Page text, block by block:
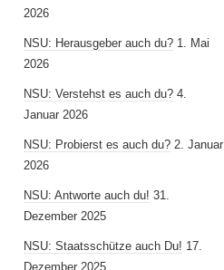
2026
NSU: Herausgeber auch du? 1. Mai
2026
NSU: Verstehst es auch du? 4.
Januar 2026
NSU: Probierst es auch du? 2. Januar
2026
NSU: Antworte auch du! 31.
Dezember 2025
NSU: Staatsschütze auch Du! 17.
Dezember 2025